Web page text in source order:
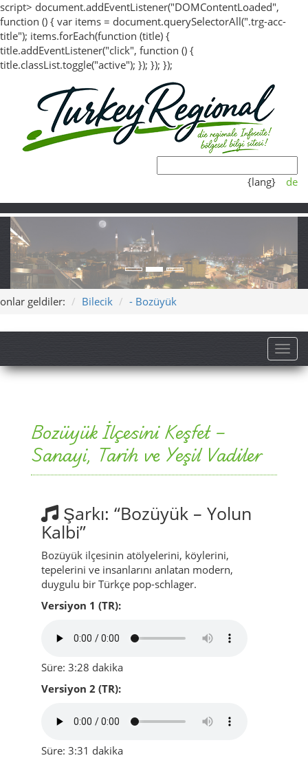
script> document.addEventListener("DOMContentLoaded",
function () { var items = document.querySelectorAll(".trg-acc-
title"); items.forEach(function (title) {
title.addEventListener("click", function () {
title.classList.toggle("active"); }); }); });
{lang} de
onlar geldiler: Bilecik - Bozüyük
Bozüyük İlçesini Keşfet –
Sanayi, Tarih ve Yeşil Vadiler
Şarkı: “Bozüyük – Yolun
Kalbi”
Bozüyük ilçesinin atölyelerini, köylerini,
tepelerini ve insanlarını anlatan modern,
duygulu bir Türkçe pop-schlager.
Versiyon 1 (TR):
Süre: 3:28 dakika
Versiyon 2 (TR):
Süre: 3:31 dakika